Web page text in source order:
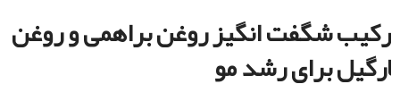
ترکیب شگفت انگیز روغن براهمی و روغن
نارگیل برای رشد مو